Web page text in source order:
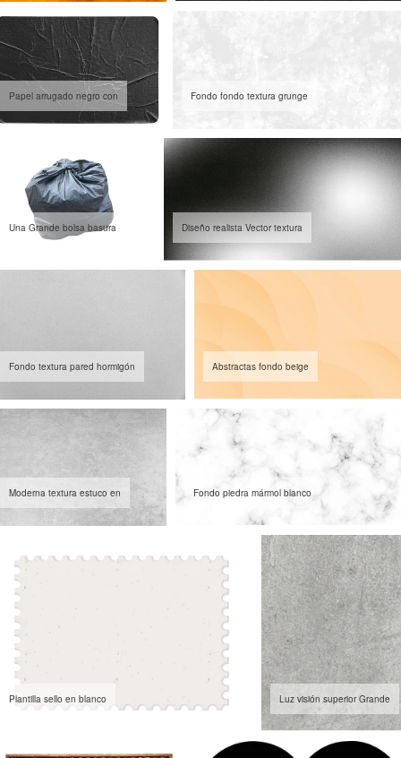
Papel arrugado negro con Fondo fondo textura grunge
Una Grande bolsa basura Diseño realista Vector textura
Fondo textura pared hormigón Abstractas fondo beige
Moderna textura estuco en Fondo piedra mármol blanco
Plantilla sello en blanco Luz visión superior Grande